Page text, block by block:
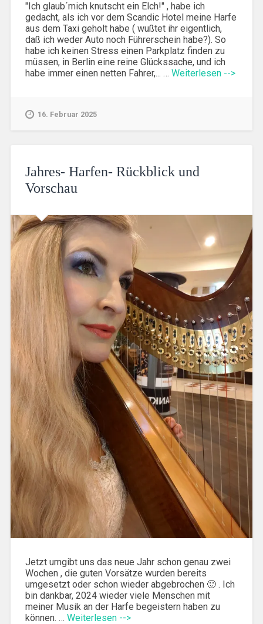
"Ich glaub´mich knutscht ein Elch!" , habe ich
gedacht, als ich vor dem Scandic Hotel meine Harfe
aus dem Taxi geholt habe ( wußtet ihr eigentlich,
daß ich weder Auto noch Führerschein habe?). So
habe ich keinen Stress einen Parkplatz finden zu
müssen, in Berlin eine reine Glückssache, und ich
habe immer einen netten Fahrer,... … Weiterlesen -->
16. Februar 2025
Jahres- Harfen- Rückblick und
Vorschau
Jetzt umgibt uns das neue Jahr schon genau zwei
Wochen , die guten Vorsätze wurden bereits
umgesetzt oder schon wieder abgebrochen 🙂 . Ich
bin dankbar, 2024 wieder viele Menschen mit
meiner Musik an der Harfe begeistern haben zu
können. … Weiterlesen -->